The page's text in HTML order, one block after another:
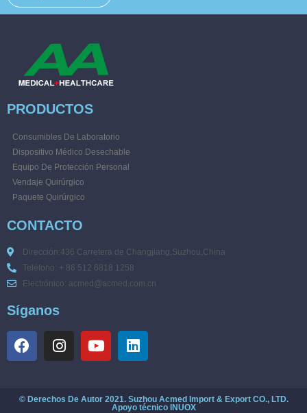
PRODUCTOS
Consumibles De Laboratorio
Dispositivo Médico Desechable
Equipo De Protección Personal
Vendaje Quirúrgico
Paquete Quirúrgico
CONTACTO
Dirección:436 Carretera de Changjiang,Suzhou,China
Teléfono: + 86 512 6818 1258
Electrónico: acmed@acmed.com.cn
Síganos
© Derechos De Autor 2021. Suzhou Acmed Import & Export CO., LTD.
Apoyo técnico INUOX